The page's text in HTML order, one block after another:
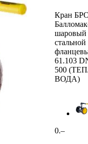
Кран
шаровый
стальной
61.103
500
ВОДА)
0.–